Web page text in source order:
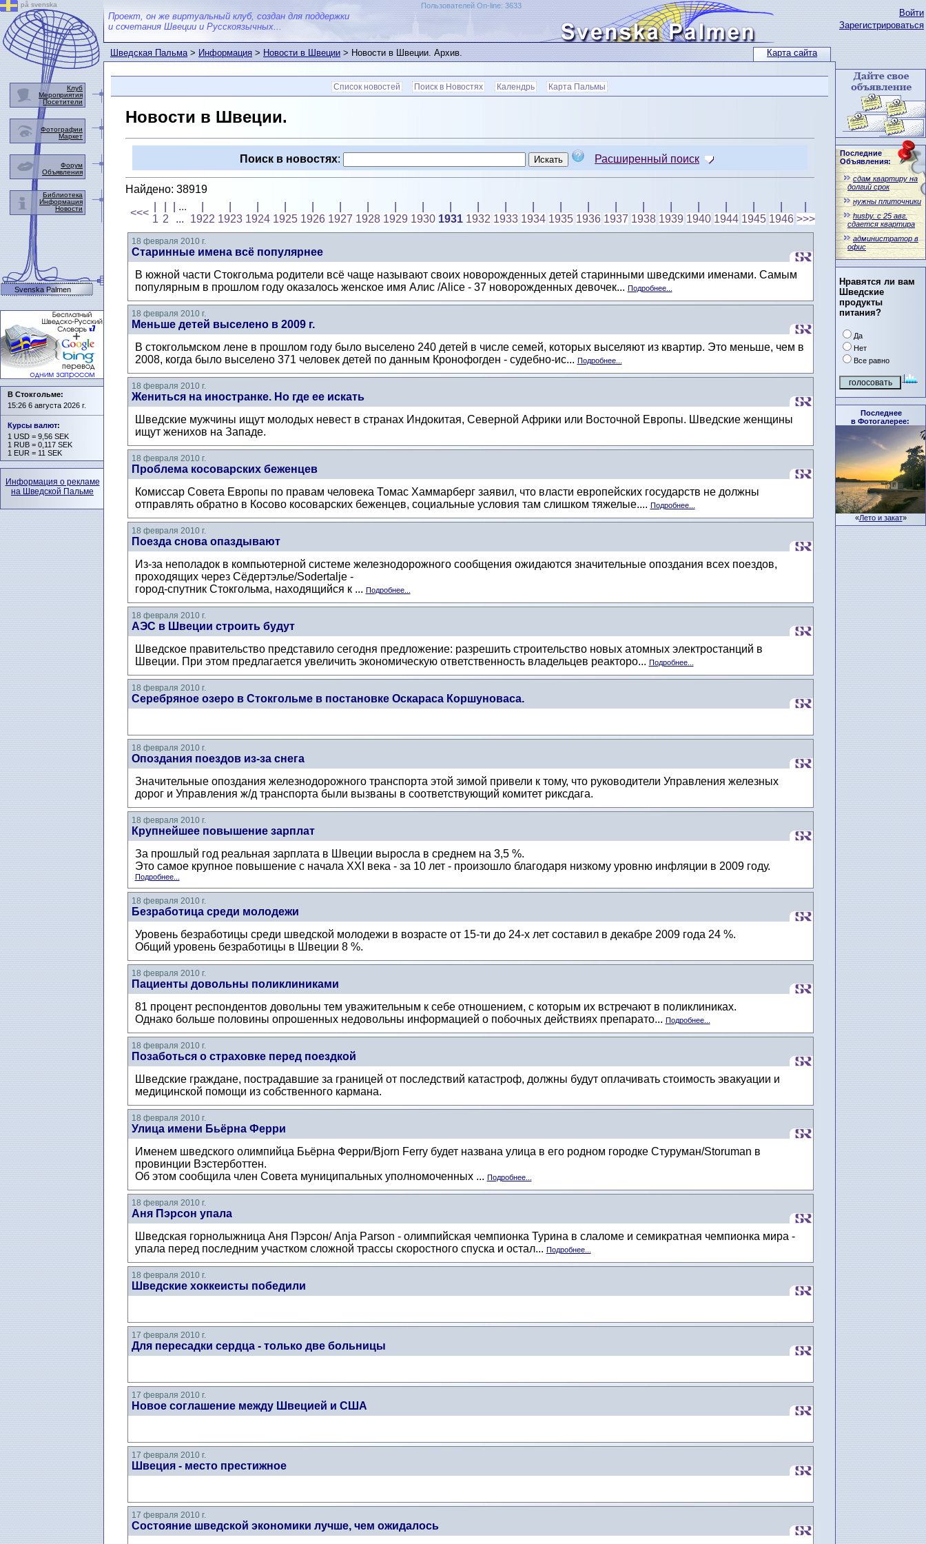
Карта сайта
Войти
Зарегистрироваться
Последние
Объявления:
сдам квартиру на
долгий срок
нужны плиточники
husby. с 25 авг.
сдается квартира
администратор в
офис
Нравятся ли вам
Шведские
продукты
питания?
Да
Нет
Все равно
Последнее
в Фотогалерее:
«Лето и закат»
Проект, он же виртуальный клуб, создан для поддержки
и сочетания Швеции и Русскоязычных...
Пользователей On-line: 3633
Шведская Пальма>Информация>Новости в Швеции> Новости в Швеции. Архив.
Список новостей Поиск в Новостях Календрь Карта Пальмы
Новости в Швеции.
Поиск в новостях: Расширенный поиск
Найдено: 38919
<<<
1 2
| ...
...
1922 1923 1924 1925 1926 1927 1928 1929 1930 1931 1932 1933 1934 1935 1936 1937 1938 1939 1940 1944 1945 1946 >>>
18 февраля 2010 г.
Старинные имена всё популярнее
В южной части Стокгольма родители всё чаще называют своих новорожденных детей старинными шведскими именами. Самым
популярным в прошлом году оказалось женское имя Алис /Alice - 37 новорожденных девочек... Подробнее...
18 февраля 2010 г.
Меньше детей выселено в 2009 г.
В стокгольмском лене в прошлом году было выселено 240 детей в числе семей, которых выселяют из квартир. Это меньше, чем в
2008, когда было выселено 371 человек детей по данным Кронофогден - судебно-ис... Подробнее...
18 февраля 2010 г.
Жениться на иностранке. Но где ее искать
Шведские мужчины ищут молодых невест в странах Индокитая, Северной Африки или Восточной Европы. Шведские женщины
ищут женихов на Западе.
18 февраля 2010 г.
Проблема косоварских беженцев
Комиссар Совета Европы по правам человека Томас Хаммарберг заявил, что власти европейских государств не должны
отправлять обратно в Косово косоварских беженцев, социальные условия там слишком тяжелые.... Подробнее...
18 февраля 2010 г.
Поезда снова опаздывают
Из-за неполадок в компьютерной системе железнодорожного сообщения ожидаются значительные опоздания всех поездов,
проходящих через Сёдертэлье/Sodertalje -
город-спутник Стокгольма, находящийся к ... Подробнее...
18 февраля 2010 г.
АЭС в Швеции строить будут
Шведское правительство представило сегодня предложение: разрешить строительство новых атомных электростанций в
Швеции. При этом предлагается увеличить экономическую ответственность владельцев реакторо... Подробнее...
18 февраля 2010 г.
Серебряное озеро в Стокгольме в постановке Оскараса Коршуноваса.
18 февраля 2010 г.
Опоздания поездов из-за снега
Значительные опоздания железнодорожного транспорта этой зимой привели к тому, что руководители Управления железных
дорог и Управления ж/д транспорта были вызваны в соответствующий комитет риксдага.
18 февраля 2010 г.
Крупнейшее повышение зарплат
За прошлый год реальная зарплата в Швеции выросла в среднем на 3,5 %.
Это самое крупное повышение с начала XXI века - за 10 лет - произошло благодаря низкому уровню инфляции в 2009 году.
Подробнее...
18 февраля 2010 г.
Безработица среди молодежи
Уровень безработицы среди шведской молодежи в возрасте от 15-ти до 24-х лет составил в декабре 2009 года 24 %.
Общий уровень безработицы в Швеции 8 %.
18 февраля 2010 г.
Пациенты довольны поликлиниками
81 процент респондентов довольны тем уважительным к себе отношением, с которым их встречают в поликлиниках.
Однако больше половины опрошенных недовольны информацией о побочных действиях препарато... Подробнее...
18 февраля 2010 г.
Позаботься о страховке перед поездкой
Шведские граждане, пострадавшие за границей от последствий катастроф, должны будут оплачивать стоимость эвакуации и
медицинской помощи из собственного кармана.
18 февраля 2010 г.
Улица имени Бьёрна Ферри
Именем шведского олимпийца Бьёрна Ферри/Bjorn Ferry будет названа улица в его родном городке Стуруман/Storuman в
провинции Вэстерботтен.
Об этом сообщила член Совета муниципальных уполномоченных ... Подробнее...
18 февраля 2010 г.
Аня Пэрсон упала
Шведская горнолыжница Аня Пэрсон/ Anja Parson - олимпийская чемпионка Турина в слаломе и семикратная чемпионка мира -
упала перед последним участком сложной трассы скоростного спуска и остал... Подробнее...
18 февраля 2010 г.
Шведские хоккеисты победили
17 февраля 2010 г.
Для пересадки сердца - только две больницы
17 февраля 2010 г.
Новое соглашение между Швецией и США
17 февраля 2010 г.
Швеция - место престижное
17 февраля 2010 г.
Состояние шведской экономики лучше, чем ожидалось
på svenska
Клуб
Мероприятия
Посетители
Фотографии
Маркет
Форум
Объявления
Библиотека
Информация
Новости
Svenska Palmen
В Стокгольме:
15:26 6 августа 2026 г.
Курсы валют:
1 USD = 9,56 SEK
1 RUB = 0,117 SEK
1 EUR = 11 SEK
Информация о рекламе
на Шведской Пальме